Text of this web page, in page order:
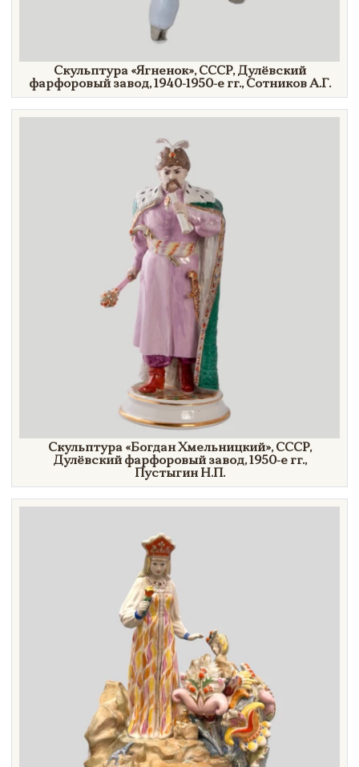
Скульптура «Ягненок»,СССР, Дулёвский
фарфоровый завод,1940-1950-е гг., Сотников А.Г.
Скульптура «Богдан Хмельницкий», СССР,
Дулёвский фарфоровый завод,1950-е гг.,
Пустыгин Н.П.